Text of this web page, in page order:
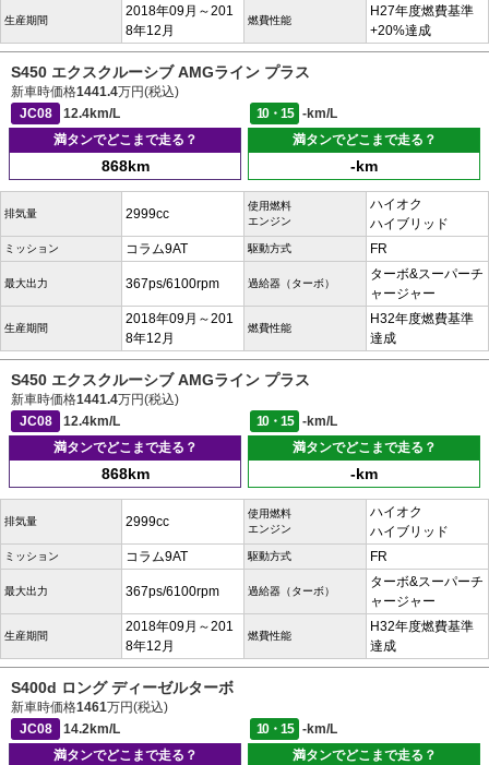
生産期間
2018年09月～201
8年12月
燃費性能
H27年度燃費基準
+20%達成
S450 エクスクルーシブ AMGライン プラス
新車時価格1441.4万円(税込)
JC08
12.4km/L 10・15
-km/L
満タンでどこまで走る？
868km
満タンでどこまで走る？
-km
排気量 2999cc
使用燃料
エンジン
ハイオク
ハイブリッド
ミッション コラム9AT 駆動方式 FR
最大出力 367ps/6100rpm 過給器（ターボ）
ターボ&スーパーチ
ャージャー
生産期間
2018年09月～201
8年12月
燃費性能
H32年度燃費基準
達成
S450 エクスクルーシブ AMGライン プラス
新車時価格1441.4万円(税込)
JC08
12.4km/L 10・15
-km/L
満タンでどこまで走る？
868km
満タンでどこまで走る？
-km
排気量 2999cc
使用燃料
エンジン
ハイオク
ハイブリッド
ミッション コラム9AT 駆動方式 FR
最大出力 367ps/6100rpm 過給器（ターボ）
ターボ&スーパーチ
ャージャー
生産期間
2018年09月～201
8年12月
燃費性能
H32年度燃費基準
達成
S400d ロング ディーゼルターボ
新車時価格1461万円(税込)
JC08
14.2km/L 10・15
-km/L
満タンでどこまで走る？
満タンでどこまで走る？